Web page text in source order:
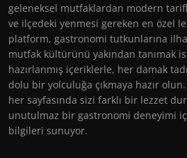
geleneksel mutfaklardan modern
ve ilçedeki yenmesi gereken en özel
platform, gastronomi tutkunlarına
mutfak kültürünü yakından tanımak
hazırlanmış içeriklerle, her damak
dolu bir yolculuğa çıkmaya hazır
her sayfasında sizi farklı bir lezzet
unutulmaz bir gastronomi deneyimi
bilgileri sunuyor.